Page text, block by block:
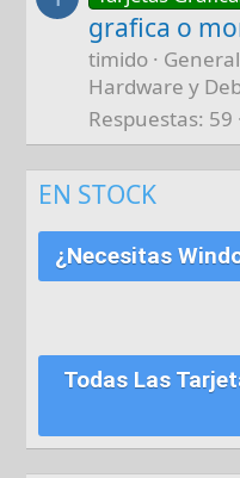
grafica o
timido
Hardware y
Respuestas 59
EN STOCK
¿Necesitas
Todas Las